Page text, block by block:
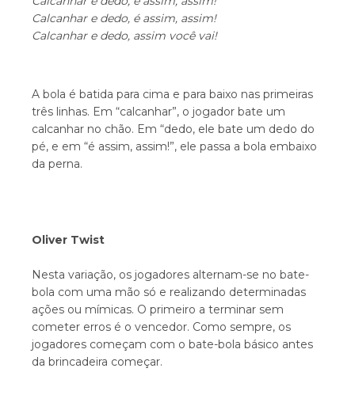
Calcanhar e dedo, é assim, assim!
Calcanhar e dedo, assim você vai!
A bola é batida para cima e para baixo nas primeiras
três linhas. Em “calcanhar”, o jogador bate um
calcanhar no chão. Em “dedo, ele bate um dedo do
pé, e em “é assim, assim!”, ele passa a bola embaixo
da perna.
Oliver Twist
Nesta variação, os jogadores alternam-se no bate-
bola com uma mão só e realizando determinadas
ações ou mímicas. O primeiro a terminar sem
cometer erros é o vencedor. Como sempre, os
jogadores começam com o bate-bola básico antes
da brincadeira começar.